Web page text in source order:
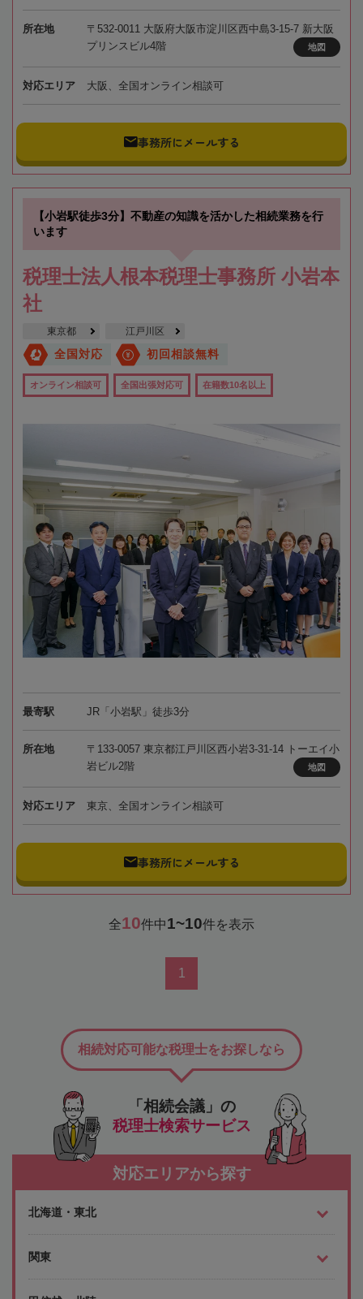
所在地
〒532-0011 大阪府大阪市淀川区西中島3-15-7 新大阪
プリンスビル4階
地図
対応エリア 大阪、全国オンライン相談可
事務所にメールする
【小岩駅徒歩3分】不動産の知識を活かした相続業務を行
います
税理士法人根本税理士事務所 小岩本
社
東京都 江戸川区
全国対応 初回相談無料
オンライン相談可 全国出張対応可 在籍数10名以上
最寄駅 JR「小岩駅」徒歩3分
所在地
〒133-0057 東京都江戸川区西小岩3-31-14 トーエイ小
岩ビル2階
地図
対応エリア 東京、全国オンライン相談可
事務所にメールする
全10件中1~10件を表示
1
「相続会議」の
税理士検索サービス
相続対応可能な税理士をお探しなら
対応エリアから探す
北海道・東北
関東